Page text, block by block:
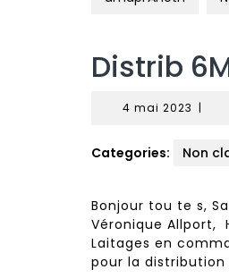
Distrib
4 mai 2023 4|
Categories: Non
Bonjour tou te s,
Véronique Allport,
Laitages en
pour la distribution